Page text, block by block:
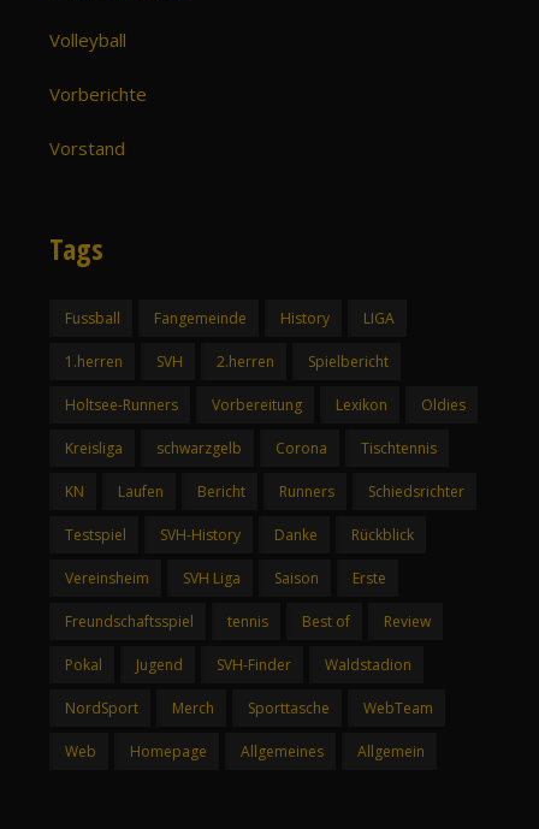
Volleyball
Vorberichte
Vorstand
Tags
Fussball Fangemeinde History LIGA
1.herren SVH 2.herren Spielbericht
Holtsee-Runners Vorbereitung Lexikon Oldies
Kreisliga schwarzgelb Corona Tischtennis
KN Laufen Bericht Runners Schiedsrichter
Testspiel SVH-History Danke Rückblick
Vereinsheim SVH Liga Saison Erste
Freundschaftsspiel tennis Best of Review
Pokal Jugend SVH-Finder Waldstadion
NordSport Merch Sporttasche WebTeam
Web Homepage Allgemeines Allgemein